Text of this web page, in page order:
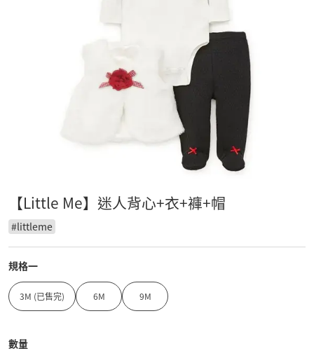
【Little Me】迷人背心+衣+褲+帽
#littleme
規格一
3M (已售完) 6M 9M
數量